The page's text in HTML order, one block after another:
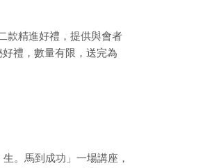
款精進好禮，提供與會者
禮，數量有限，送完為
。馬到成功」一場講座，